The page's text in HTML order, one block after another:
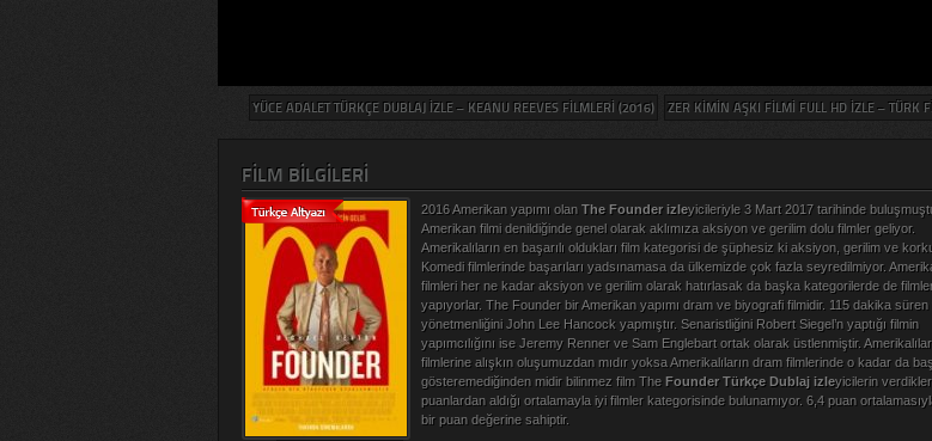
ZER KIMIN AŞKI FILMI FULL HD İZLE – TÜRK
YÜCE ADALET TÜRKÇE DUBLAJ İZLE – KEANU REEVES FILMLERI (2016)
FILM BILGILERI
2016 Amerikan yapımı olan The Founder izleyicileriyle 3 Mart 2017 tarihinde
Amerikan filmi denildiğinde genel olarak aklımıza aksiyon ve gerilim dolu filmler geliyor.
Amerikalıların en başarılı oldukları film kategorisi de şüphesiz ki aksiyon, gerilim ve
Komedi filmlerinde başarıları yadsınamasa da ülkemizde çok fazla seyredilmiyor.
filmleri her ne kadar aksiyon ve gerilim olarak hatırlasak da başka kategorilerde de
yapıyorlar. The Founder bir Amerikan yapımı dram ve biyografi filmidir. 115 dakika süren
yönetmenliğini John Lee Hancock yapmıştır. Senaristliğini Robert Siegel’n yaptığı filmin
yapımcılığını ise Jeremy Renner ve Sam Englebart ortak olarak üstlenmiştir.
filmlerine alışkın oluşumuzdan mıdır yoksa Amerikalıların dram filmlerinde o kadar da
gösteremediğinden midir bilinmez film The Founder Türkçe Dublaj izleyicilerin
puanlardan aldığı ortalamayla iyi filmler kategorisinde bulunamıyor. 6,4 puan
bir puan değerine sahiptir.